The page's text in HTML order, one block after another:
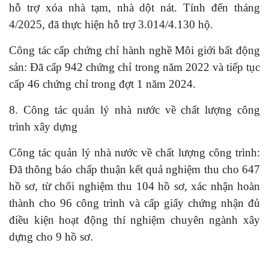
hỗ trợ xóa nhà tạm, nhà dột nát. Tính đến tháng
4/2025, đã thực hiện hỗ trợ 3.014/4.130 hộ.
Công tác cấp chứng chỉ hành nghề Môi giới bất động
sản: Đã cấp 942 chứng chỉ trong năm 2022 và tiếp tục
cấp 46 chứng chỉ trong đợt 1 năm 2024.
8. Công tác quản lý nhà nước về chất lượng công
trình xây dựng
Công tác quản lý nhà nước về chất lượng công trình:
Đã thông báo chấp thuận kết quả nghiệm thu cho 647
hồ sơ, từ chối nghiệm thu 104 hồ sơ, xác nhận hoàn
thành cho 96 công trình và cấp giấy chứng nhận đủ
điều kiện hoạt động thí nghiệm chuyên ngành xây
dựng cho 9 hồ sơ.